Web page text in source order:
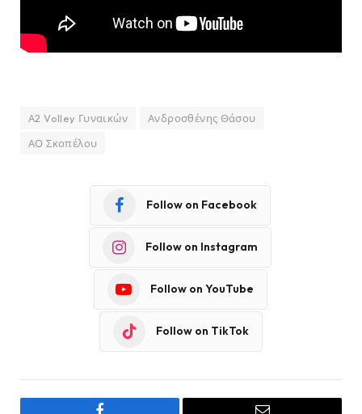
Α2 Volley Γυναικών
Ανδροσθένης Θάσου
ΑΟ Σκοπέλου
Follow on Facebook
Follow on Instagram
Follow on YouTube
Follow on TikTok